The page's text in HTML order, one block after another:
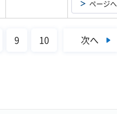
ページへ
9 10 次へ